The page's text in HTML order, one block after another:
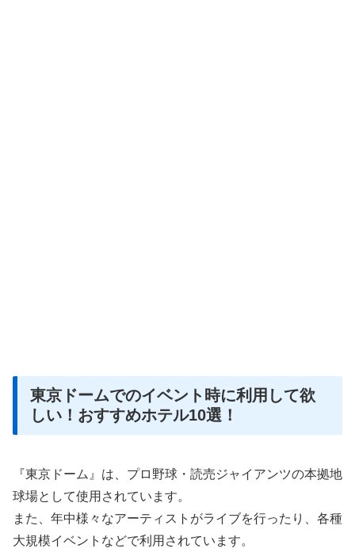
東京ドームでのイベント時に利用して欲
しい！おすすめホテル10選！
『東京ドーム』は、プロ野球・読売ジャイアンツの本拠地
球場として使用されています。
また、年中様々なアーティストがライブを行ったり、各種
大規模イベントなどで利用されています。